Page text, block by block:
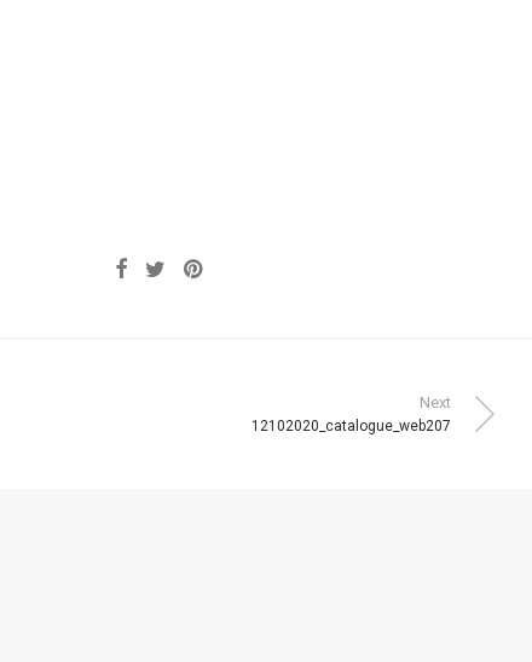
Next
12102020_catalogue_web207